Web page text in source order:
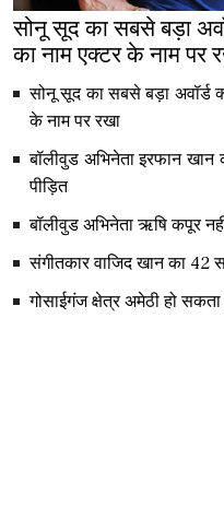
सोनू सूद का सबसे बड़ा अवॉर्ड क्या है ? महिला ने
का नाम एक्टर के नाम पर
सोनू सूद का सबसे बड़ा अवॉर्ड
के नाम पर रखा
बॉलीवुड अभिनेता इरफान
पीड़ित
बॉलीवुड अभिनेता ऋषि कपूर
संगीतकार वाजिद खान का 42
गोसाईगंज क्षेत्र अमेठी हो